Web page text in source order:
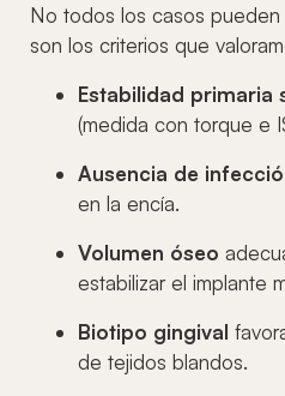
No todos los casos
son los criterios que
Estabilidad primaria
(medida con torque e
Ausencia de
en la encía.
Volumen óseo
estabilizar el implante
Biotipo gingival
de tejidos blandos.